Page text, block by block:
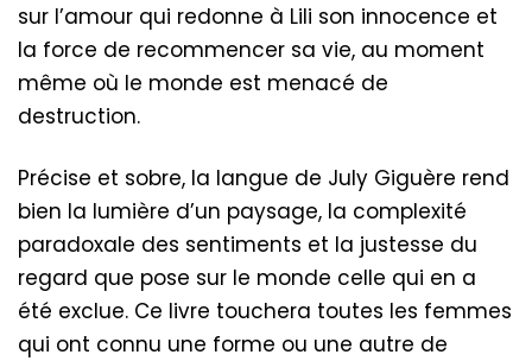
sur l’amour qui redonne à Lili son innocence et
la force de recommencer sa vie, au moment
même où le monde est menacé de
destruction.
Précise et sobre, la langue de July Giguère rend
bien la lumière d’un paysage, la complexité
paradoxale des sentiments et la justesse du
regard que pose sur le monde celle qui en a
été exclue. Ce livre touchera toutes les femmes
qui ont connu une forme ou une autre de